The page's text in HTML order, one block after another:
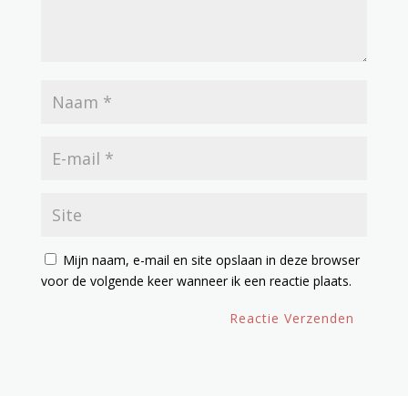
Mijn naam, e-mail en site opslaan in deze browser
voor de volgende keer wanneer ik een reactie plaats.